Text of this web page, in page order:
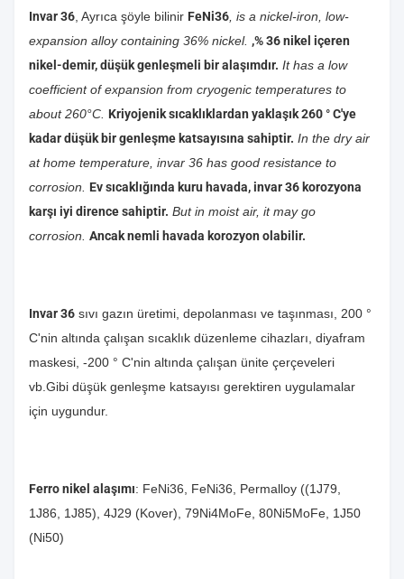
Invar 36 , Ayrıca şöyle bilinir FeNi36 , is a nickel-iron, low-
expansion alloy containing 36% nickel. ,% 36 nikel içeren
nikel-demir, düşük genleşmeli bir alaşımdır. It has a low
coefficient of expansion from cryogenic temperatures to
about 260°C. Kriyojenik sıcaklıklardan yaklaşık 260 ° C'ye
kadar düşük bir genleşme katsayısına sahiptir. In the dry air
at home temperature, invar 36 has good resistance to
corrosion.
Ev sıcaklığında kuru havada, invar 36 korozyona
karşı iyi dirence sahiptir. But in moist air, it may go
corrosion. Ancak nemli havada korozyon olabilir.
Invar 36 sıvı gazın üretimi, depolanması ve taşınması, 200 °
C'nin altında çalışan sıcaklık düzenleme cihazları, diyafram
maskesi, -200 ° C'nin altında çalışan ünite çerçeveleri
vb.Gibi düşük genleşme katsayısı gerektiren uygulamalar
için uygundur.
Ferro nikel alaşımı: FeNi36, FeNi36, Permalloy ((1J79,
1J86, 1J85), 4J29 (Kover), 79Ni4MoFe, 80Ni5MoFe, 1J50
(Ni50)